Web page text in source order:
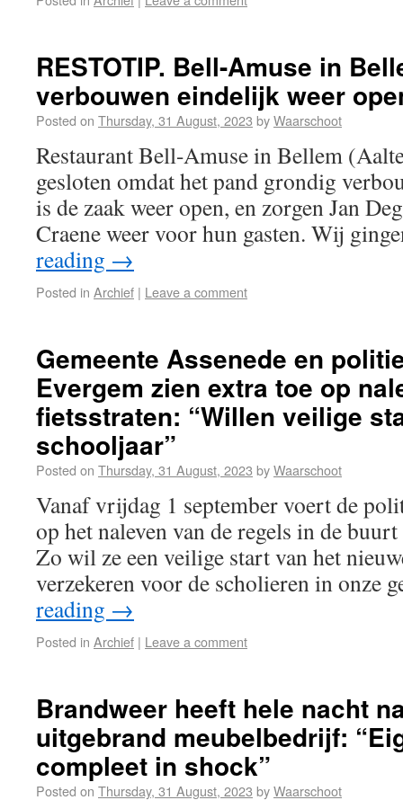
RESTOTIP. Bell-Amuse in
verbouwen eindelijk weer
Posted on Thursday, 31 August, 2023 byWaarschoot
Restaurant Bell-Amuse in Bellem
gesloten omdat het pand grondig
is de zaak weer open, en zorgen Jan
Craene weer voor hun gasten. Wij
reading →
Posted in Archief | Leave a comment
Gemeente Assenede en
Evergem zien extra toe op
fietsstraten: “Willen veilige
schooljaar”
Posted on Thursday, 31 August, 2023 byWaarschoot
Vanaf vrijdag 1 september voert de
op het naleven van de regels in de
Zo wil ze een veilige start van het
verzekeren voor de scholieren in onze
reading →
Posted in Archief | Leave a comment
Brandweer heeft hele nacht
uitgebrand meubelbedrijf:
compleet in shock”
Posted on Thursday, 31 August, 2023 byWaarschoot